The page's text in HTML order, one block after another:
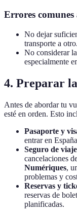
Errores
No dejar
transporte a otro.
No considerar
especialmente
4. Preparar
Antes de abordar tu
esté en orden. Esto
Pasaporte y
entrar en
Seguro de
cancelaciones
Numériques,
problemas y
Reservas y
reservas de
planificadas.